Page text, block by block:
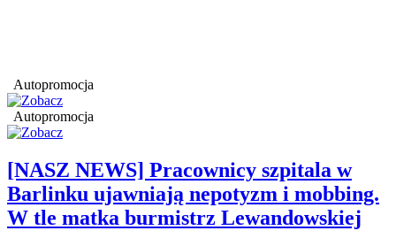
Autopromocja
Autopromocja
[NASZ NEWS] Pracownicy szpitala w
Barlinku ujawniają nepotyzm i mobbing.
W tle matka burmistrz Lewandowskiej